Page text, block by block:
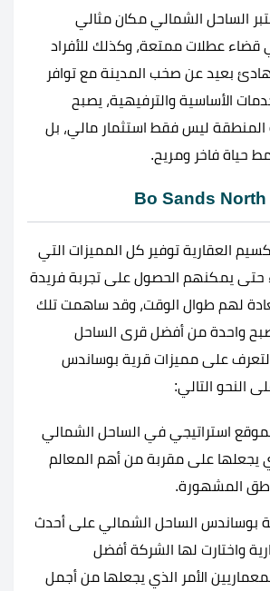
الساحل الشمالي مكان مثالي
قضاء عطلات ممتعة، وكذلك للأفراد
بعيد عن صخب المدينة مع توافر
الأساسية والترفيهية، يصبح
المنطقة ليس فقط استثمار مالي، بل
حياة فاخر ومريح.
العقارية توفير كل المميزات التي
حتى يمكنهم الحصول على تجربة فريدة
لهم طوال الوقت، وقد ساهمت تلك
واحدة من أفضل قرى الساحل
على مميزات قرية بوساندس
النحو التالي:
بموقع استراتيجي في الساحل الشمالي
يجعلها على مقربة من أهم المعالم
المشهورة.
بوساندس الساحل الشمالي على أحدث
واختارت لها الشركة أفضل
الأمر الذي يجعلها من أجمل